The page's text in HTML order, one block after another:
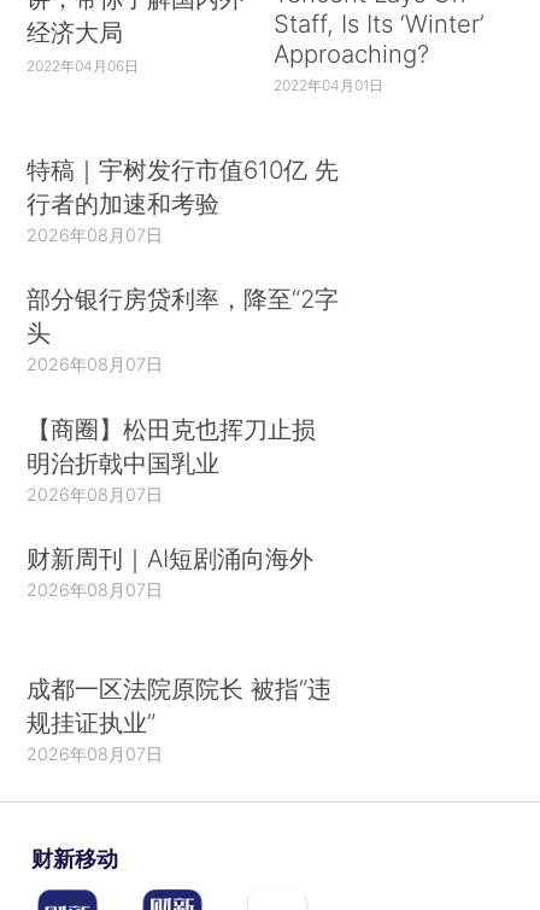
经济大局
2022年04月06日
Staff, Is Its ‘Winter’
Approaching?
2022年04月01日
特稿｜宇树发行市值610亿 先
行者的加速和考验
2026年08月07日
部分银行房贷利率，降至“2字
头
2026年08月07日
【商圈】松田克也挥刀止损
明治折戟中国乳业
2026年08月07日
财新周刊｜AI短剧涌向海外
2026年08月07日
成都一区法院原院长 被指“违
规挂证执业”
2026年08月07日
财新移动